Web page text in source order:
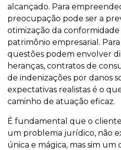
alcançado. Para
preocupação pode ser a
otimização da
patrimônio empresarial. Para
questões podem envolver
heranças, contratos de
de indenizações por danos
expectativas realistas é o
caminho de atuação eficaz.
É fundamental que o
um problema jurídico, não
única e mágica, mas sim